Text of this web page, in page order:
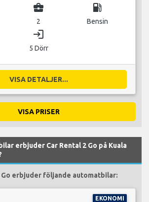
business_center
2
local_gas_station
Bensin
login
5 Dörr
VISA DETALJER...
VISA PRISER
erbjuder Car Rental 2 Go på Kuala
Go erbjuder följande automatbilar:
EKONOMI